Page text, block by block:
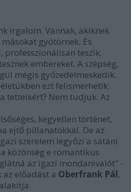
irgalom. Vannak, akiknek
gyötörnek. És
professzionálisan teszik.
embereket. A szépség,
mégis győzedelmeskedik.
ezt felismerhetik.
tetteikért? Nem tudjuk. Az
kegyetlen történet,
ejtő pillanatokkal. De az
szerelem legyőzi a sátáni
közönség e romantikus
az igazi mondanivalót" -
az előadást a Oberfrank Pál,